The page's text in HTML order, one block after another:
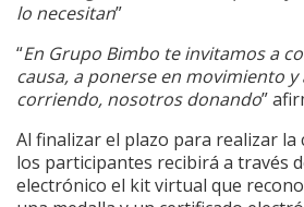
lo necesitan”
“En Grupo Bimbo te invitamos a
causa, a ponerse en movimiento
corriendo, nosotros donando”
Al finalizar el plazo para realizar la
los participantes recibirá a través
electrónico el kit virtual que